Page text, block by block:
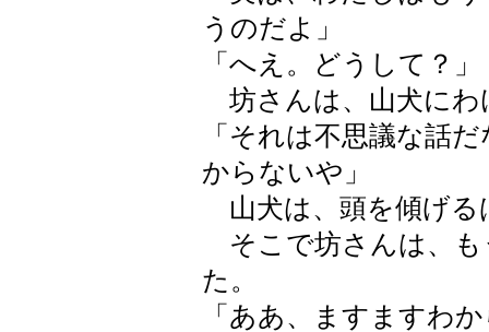
うのだよ」
「へえ。どうして？」
坊さんは、山犬にわ
「それは不思議な話
からないや」
山犬は、頭を傾げる
そこで坊さんは、も
た。
「ああ、ますますわ